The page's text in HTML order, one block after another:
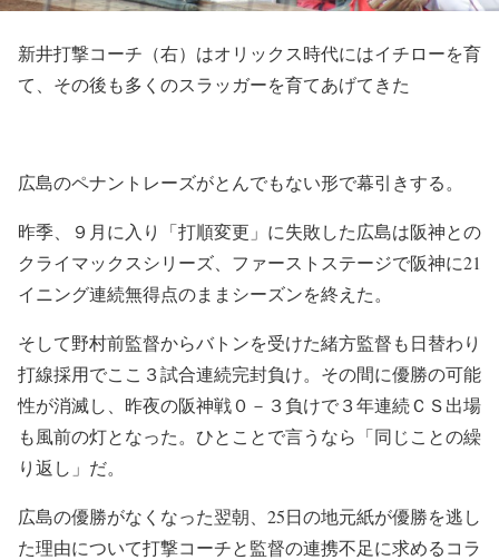
新井打撃コーチ（右）はオリックス時代にはイチローを育
て、その後も多くのスラッガーを育てあげてきた
広島のペナントレーズがとんでもない形で幕引きする。
昨季、９月に入り「打順変更」に失敗した広島は阪神との
クライマックスシリーズ、ファーストステージで阪神に21
イニング連続無得点のままシーズンを終えた。
そして野村前監督からバトンを受けた緒方監督も日替わり
打線採用でここ３試合連続完封負け。その間に優勝の可能
性が消滅し、昨夜の阪神戦０－３負けで３年連続ＣＳ出場
も風前の灯となった。ひとことで言うなら「同じことの繰
り返し」だ。
広島の優勝がなくなった翌朝、25日の地元紙が優勝を逃し
た理由について打撃コーチと監督の連携不足に求めるコラ